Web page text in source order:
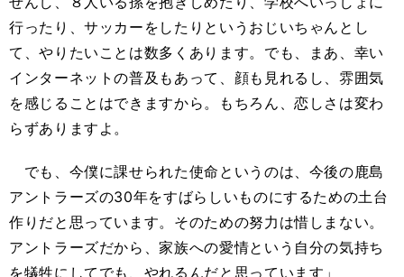
行ったり、サッカーをしたりというおじいちゃんとし
て、やりたいことは数多くあります。でも、まあ、幸い
インターネットの普及もあって、顔も見れるし、雰囲気
を感じることはできますから。もちろん、恋しさは変わ
らずありますよ。
でも、今僕に課せられた使命というのは、今後の鹿島
アントラーズの30年をすばらしいものにするための土台
作りだと思っています。そのための努力は惜しまない。
アントラーズだから、家族への愛情という自分の気持ち
を犠牲にしてでも、やれるんだと思っています」